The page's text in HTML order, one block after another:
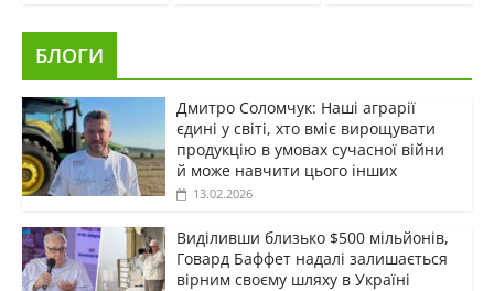
БЛОГИ
Дмитро Соломчук: Наші аграрії
єдині у світі, хто вміє вирощувати
продукцію в умовах сучасної війни
й може навчити цього інших
13.02.2026
Виділивши близько $500 мільйонів,
Говард Баффет надалі залишається
вірним своєму шляху в Україні